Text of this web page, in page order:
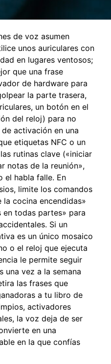
de voz asumen
unos auriculares con
en lugares ventosos;
que una frase
de hardware para
la parte trasera,
un botón en el
del reloj) para no
activación en una
etiquetas NFC o un
rutinas clave («iniciar
notas de la reunión»,
el habla falle. En
limite los comandos
cocina encendidas»
en todas partes» para
Si un
es un único mosaico
o el reloj que ejecuta
le permite seguir
una vez a la semana
las frases que
a tu libro de
activadores
la voz deja de ser
en una
en la que confías